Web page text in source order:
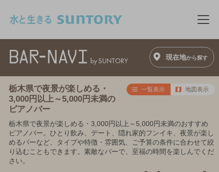
メ
現在地から探す
栃木県で夜景が楽しめる・
3,000円以上～5,000円未満の
ピアノバー
一覧表示 地図表示
栃木県で夜景が楽しめる・3,000円以上～5,000円未満のおすすめ
ピアノバー。ひとり飲み、デート、隠れ家的フンイキ、夜景が楽し
めるバーなど、タイプや特徴・雰囲気、ご予算の条件に合わせて絞
り込むこともできます。素敵なバーで、至福の時間を楽しんでくだ
さい。